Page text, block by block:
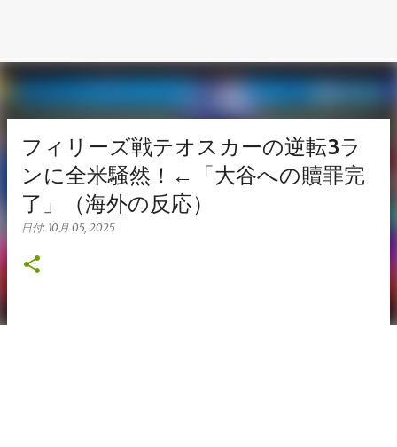
フィリーズ戦テオスカーの逆転3ラ
ンに全米騒然！←「大谷への贖罪完
了」（海外の反応）
日付: 10月 05, 2025